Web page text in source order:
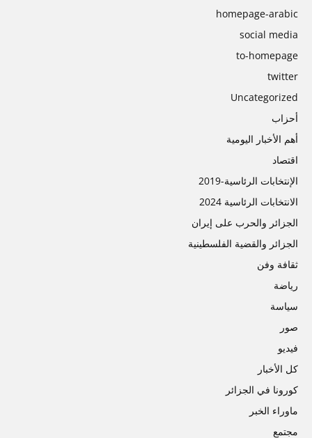
homepage-arabic
social media
to-homepage
twitter
Uncategorized
أحزاب
أهم الأخبار اليومية
اقتصاد
الإنتخابات الرئاسية-2019
الانتخابات الرئاسية 2024
الجزائر والحرب على إيران
الجزائر والقضية الفلسطينية
ثقافة وفن
رياضة
سیاسة
صور
فیديو
كل الأخبار
كورونا في الجزائر
ماوراء الخبر
مجتمع